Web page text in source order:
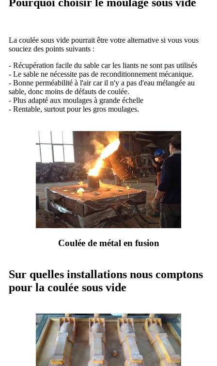
La coulée sous vide pourrait être votre alternative si vous vous
souciez des points suivants :
- Récupération facile du sable car les liants ne sont pas utilisés
- Le sable ne nécessite pas de reconditionnement mécanique.
- Bonne perméabilité à l'air car il n'y a pas d'eau mélangée au
sable, donc moins de défauts de coulée.
- Plus adapté aux moulages à grande échelle
- Rentable, surtout pour les gros moulages.
Coulée de métal en fusion
Sur quelles installations nous comptons
pour la coulée sous vide